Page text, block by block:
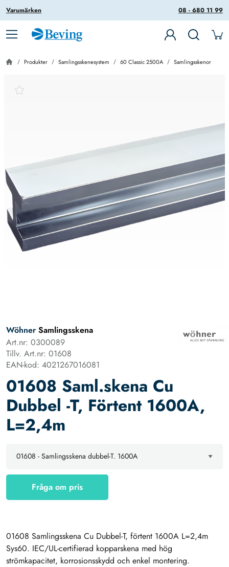
08 - 680 11 99
Varumärken
Produkter Samlingsskenesystem 60 Classic 2500A Samlingsskenor
Wöhner Samlingsskena
Art.nr: 0300089
Tillv. Art.nr: 01608
EAN-kod: 4021267016081
01608 Saml.skena Cu
Dubbel -T, Förtent 1600A,
L=2,4m
Fråga om pris
01608 Samlingsskena Cu Dubbel-T, förtent 1600A L=2,4m
Sys60. IEC/UL-certifierad kopparskena med hög
strömkapacitet, korrosionsskydd och enkel montering.